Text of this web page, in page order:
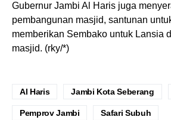
Gubernur Jambi Al Haris juga
pembangunan masjid, santunan
memberikan Sembako untuk Lansia
masjid. (rky/*)
Al Haris Jambi Kota Seberang
Pemprov Jambi Safari Subuh